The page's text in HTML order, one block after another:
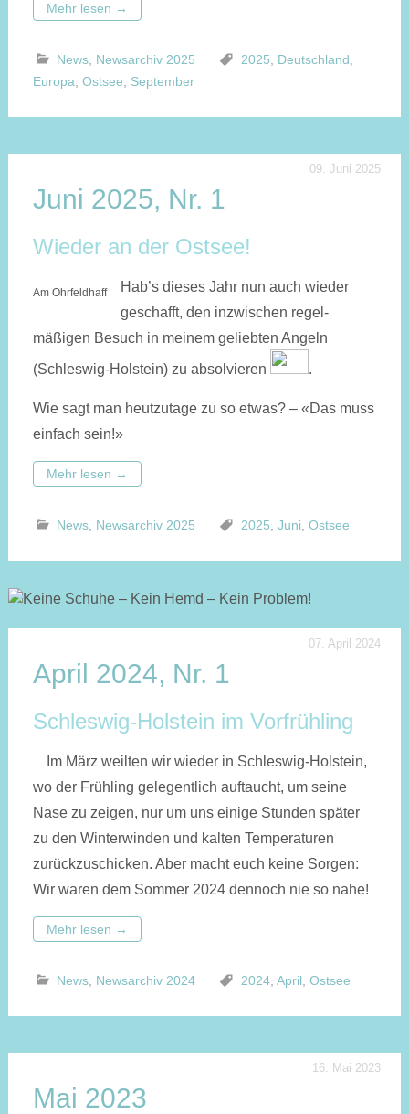
Mehr lesen →
News, Newsarchiv 2025 2025 Deutschland
Europa Ostsee September
09. Juni 2025
Juni 2025, Nr. 1
Wieder an der Ostsee!
Am Ohrfeldhaff
Hab’s dieses Jahr nun auch wieder
geschafft, den inzwischen regel­
mäßigen Besuch in meinem ge­liebten Angeln
(Schleswig-Holstein) zu absolvieren
.
Wie sagt man heutzutage zu so etwas? – «Das muss
einfach sein!»
Mehr lesen →
News, Newsarchiv 2025 2025 Juni Ostsee
07. April 2024
April 2024, Nr. 1
Schleswig-Holstein im Vorfrühling
Im März weilten wir wieder in Schleswig-Holstein,
wo der Früh­ling ge­le­gent­lich auf­taucht, um seine
Nase zu zeigen, nur um uns einige Stun­den spä­ter
zu den Winter­winden und kalten Tempera­turen
zurück­zu­schicken. Aber macht euch keine Sorgen:
Wir waren dem Som­mer 2024 dennoch nie so nahe!
Mehr lesen →
News, Newsarchiv 2024 2024, April Ostsee
16. Mai 2023
Mai 2023